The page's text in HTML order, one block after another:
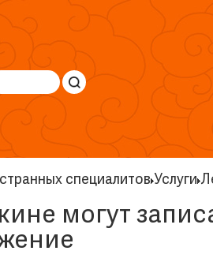
специалитов Услуги
могут